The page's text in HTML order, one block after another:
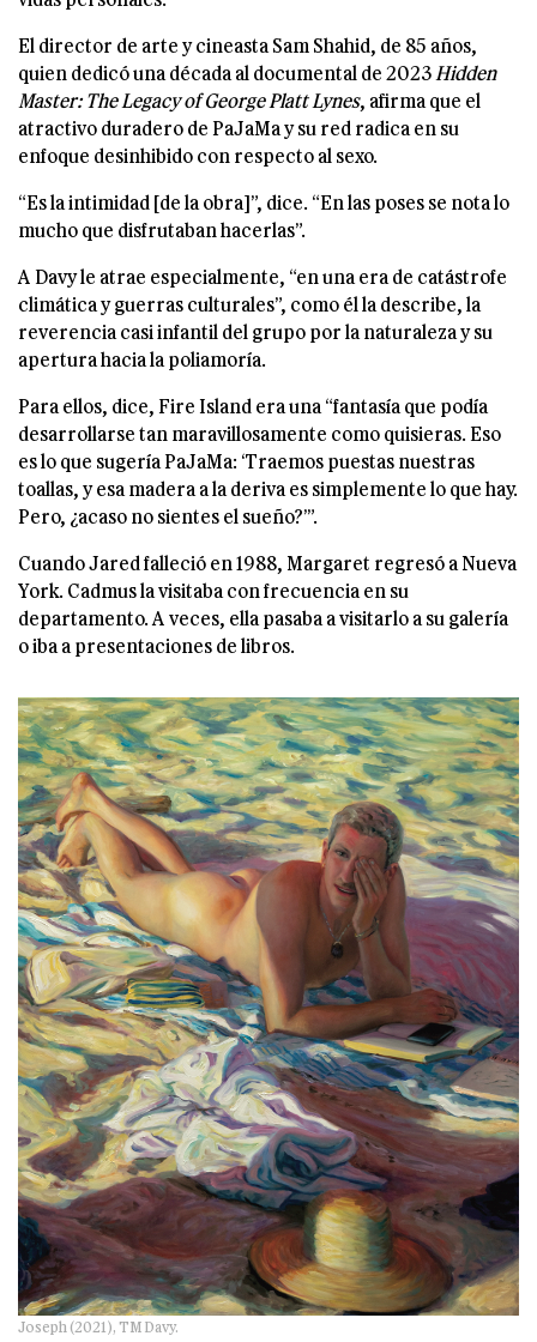
El director de arte y cineasta Sam Shahid, de 85 años,
quien dedicó una década al documental de 2023 Hidden
Master: The Legacy of George Platt Lynes, afirma que el
atractivo duradero de PaJaMa y su red radica en su
enfoque desinhibido con respecto al sexo.
“Es la intimidad [de la obra]”, dice. “En las poses se nota lo
mucho que disfrutaban hacerlas”.
A Davy le atrae especialmente, “en una era de catástrofe
climática y guerras culturales”, como él la describe, la
reverencia casi infantil del grupo por la naturaleza y su
apertura hacia la poliamoría.
Para ellos, dice, Fire Island era una “fantasía que podía
desarrollarse tan maravillosamente como quisieras. Eso
es lo que sugería PaJaMa: ‘Traemos puestas nuestras
toallas, y esa madera a la deriva es simplemente lo que hay.
Pero, ¿acaso no sientes el sueño?’”.
Cuando Jared falleció en 1988, Margaret regresó a Nueva
York. Cadmus la visitaba con frecuencia en su
departamento. A veces, ella pasaba a visitarlo a su galería
o iba a presentaciones de libros.
Joseph (2021), TM Davy.